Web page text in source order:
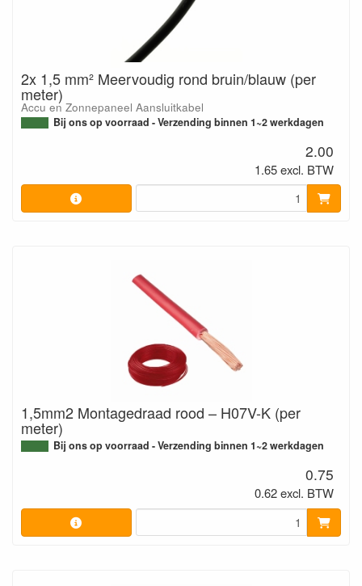
2x 1,5 mm² Meervoudig rond bruin/blauw (per
meter)
Accu en Zonnepaneel Aansluitkabel
Bij ons op voorraad - Verzending binnen 1~2 werkdagen
2.00
1.65 excl. BTW
1,5mm2 Montagedraad rood – H07V-K (per
meter)
Bij ons op voorraad - Verzending binnen 1~2 werkdagen
0.75
0.62 excl. BTW